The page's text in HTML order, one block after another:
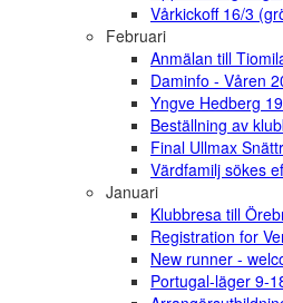
Vårkickoff 16/3
Februari
Anmälan till
Daminfo - Våren
Yngve Hedberg
Beställning av
Final Ullmax
Värdfamilj sökes
Januari
Klubbresa till
Registration for
New runner -
Portugal-läger 9-